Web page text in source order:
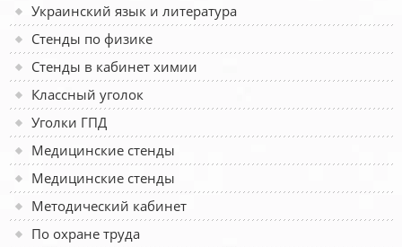
Украинский язык и литература
Стенды по физике
Стенды в кабинет химии
Классный уголок
Уголки ГПД
Медицинские стенды
Медицинские стенды
Методический кабинет
По охране труда